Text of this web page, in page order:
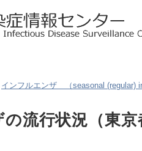
インフルエンザ （seasonal (regular)
流行状況（東